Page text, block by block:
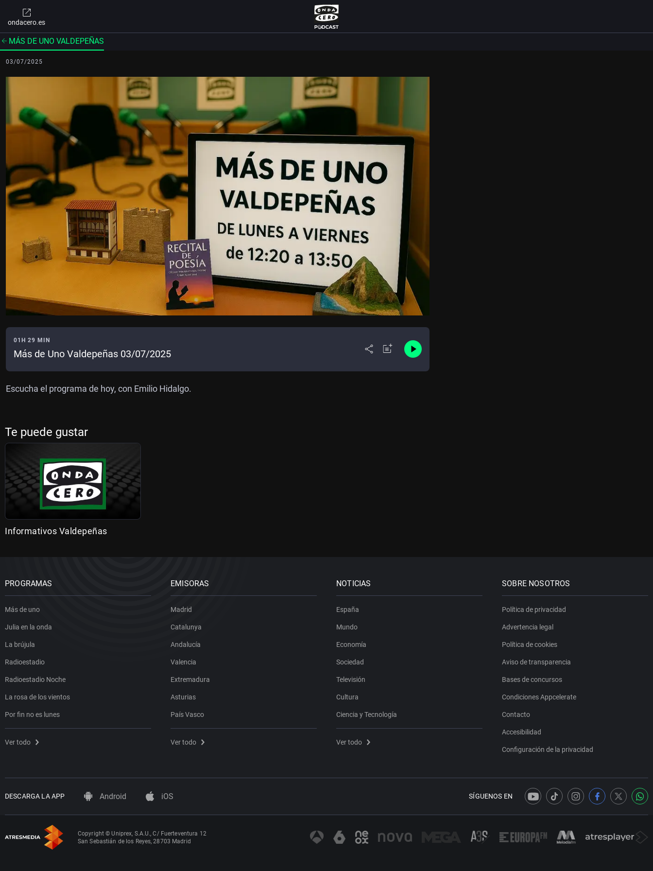
ondacero.es
MÁS DE UNO VALDEPEÑAS
03/07/2025
01H 29 MIN
Más de Uno Valdepeñas 03/07/2025
Escucha el programa de hoy, con Emilio Hidalgo.
Te puede gustar
Informativos Valdepeñas
PROGRAMAS
Más de uno
Julia en la onda
La brújula
Radioestadio
Radioestadio Noche
La rosa de los vientos
Por fin no es lunes
Ver todo
EMISORAS
Madrid
Catalunya
Andalucía
Valencia
Extremadura
Asturias
País Vasco
Ver todo
NOTICIAS
España
Mundo
Economía
Sociedad
Televisión
Cultura
Ciencia y Tecnología
Ver todo
SOBRE NOSOTROS
Política de privacidad
Advertencia legal
Política de cookies
Aviso de transparencia
Bases de concursos
Condiciones Appcelerate
Contacto
Accesibilidad
Configuración de la privacidad
DESCARGA LA APP Android iOS SÍGUENOS EN
Copyright © Uniprex, S.A.U., C/ Fuerteventura 12
San Sebastián de los Reyes, 28703 Madrid